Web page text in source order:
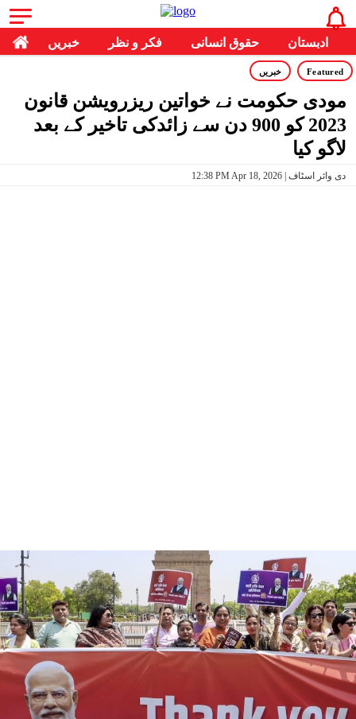
خبریں فکر و نظر حقوق انسانی ادبستان
Featured خبریں
مودی حکومت نے خواتین ریزرویشن قانون
2023 کو 900 دن سے زائدکی تاخیر کے بعد
لاگو کیا
12:38 PM Apr 18, 2026 | دی وائر اسٹاف